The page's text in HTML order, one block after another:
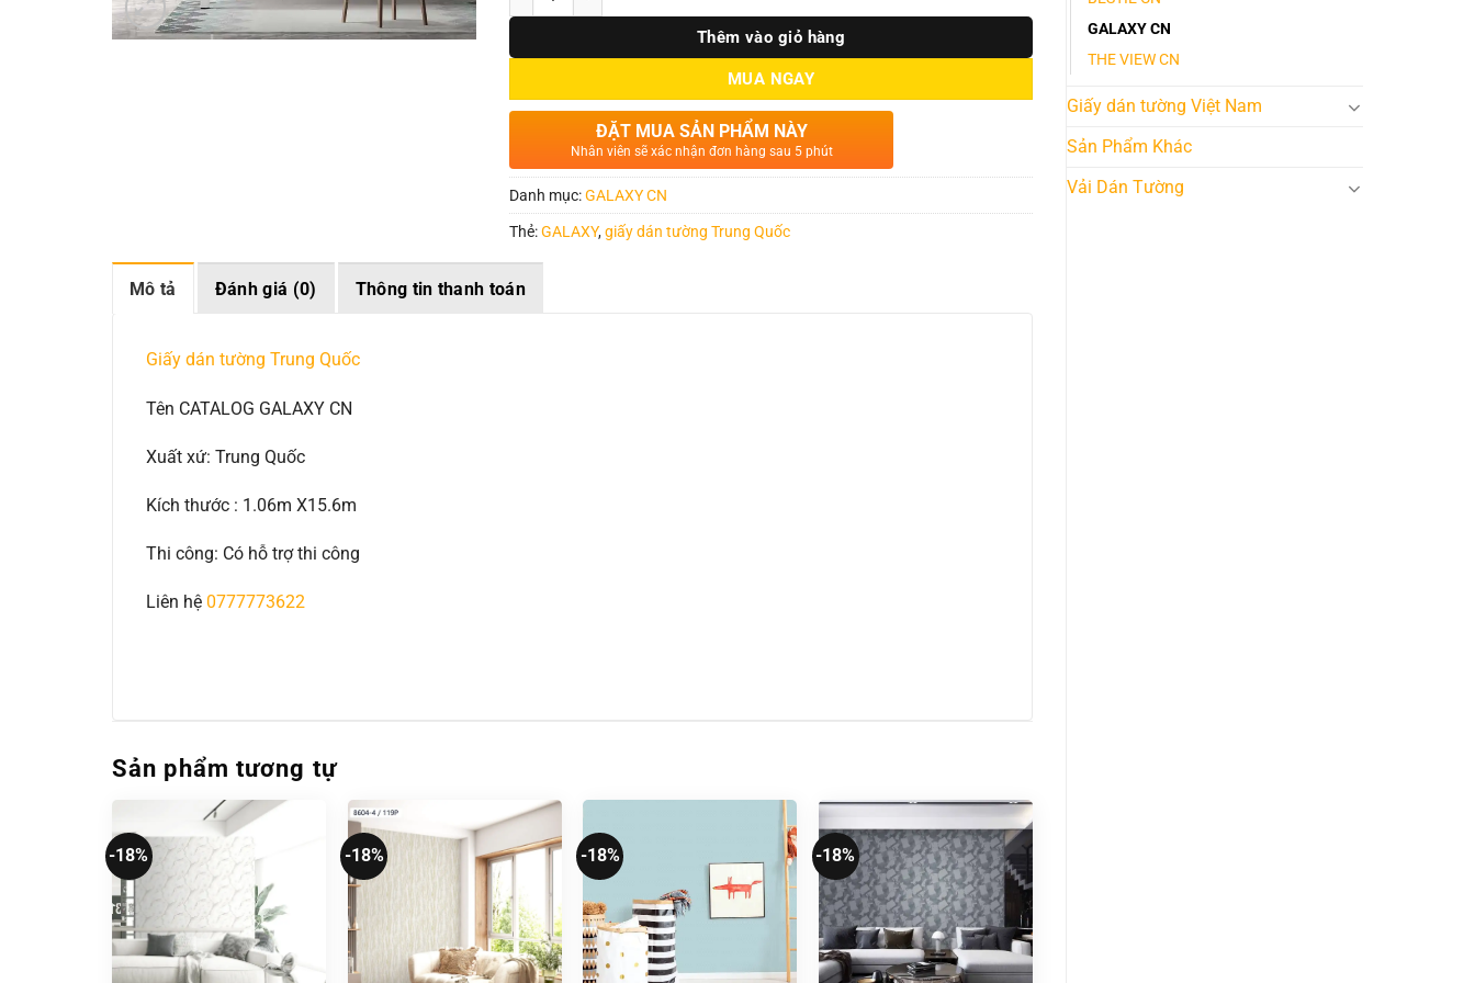
GALAXY CN
THE VIEW CN
Giấy dán tường Việt Nam
Sản Phẩm Khác
Vải Dán Tường
Thêm vào giỏ hàng
MUA NGAY
ĐẶT MUA SẢN PHẨM NÀY
Nhân viên sẽ xác nhận đơn hàng sau 5 phút
Danh mục:GALAXY CN
Thẻ:GALAXY,giấy dán tường Trung Quốc
Mô tả Đánh giá (0) Thông tin thanh toán
Giấy dán tường Trung Quốc
Tên CATALOG GALAXY CN
Xuất xứ: Trung Quốc
Kích thước : 1.06m X15.6m
Thi công: Có hỗ trợ thi công
Liên hệ 0777773622
Sản phẩm tương tự
-18% -18% -18% -18%